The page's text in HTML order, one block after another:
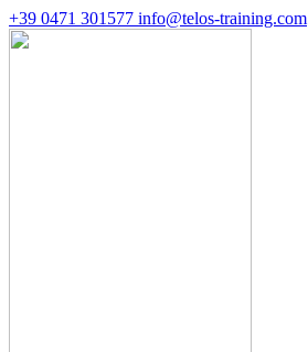
+39 0471 301577 info@telos-training.com